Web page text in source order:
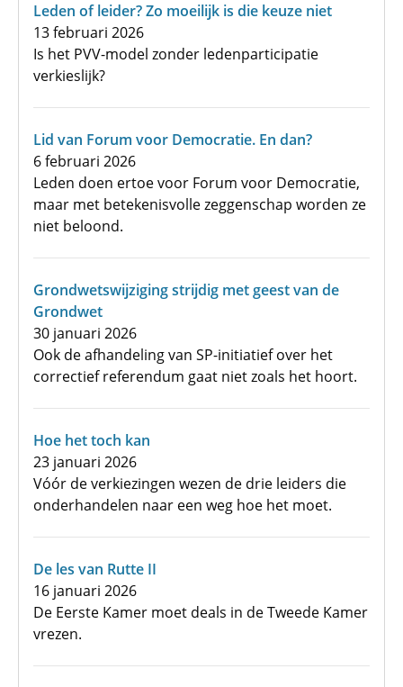
Leden of leider? Zo moeilijk is die keuze niet
13 februari 2026
Is het PVV-model zonder ledenparticipatie
verkieslijk?
Lid van Forum voor Democratie. En dan?
6 februari 2026
Leden doen ertoe voor Forum voor Democratie,
maar met betekenisvolle zeggenschap worden ze
niet beloond.
Grondwetswijziging strijdig met geest van de
Grondwet
30 januari 2026
Ook de afhandeling van SP-initiatief over het
correctief referendum gaat niet zoals het hoort.
Hoe het toch kan
23 januari 2026
Vóór de verkiezingen wezen de drie leiders die
onderhandelen naar een weg hoe het moet.
De les van Rutte II
16 januari 2026
De Eerste Kamer moet deals in de Tweede Kamer
vrezen.